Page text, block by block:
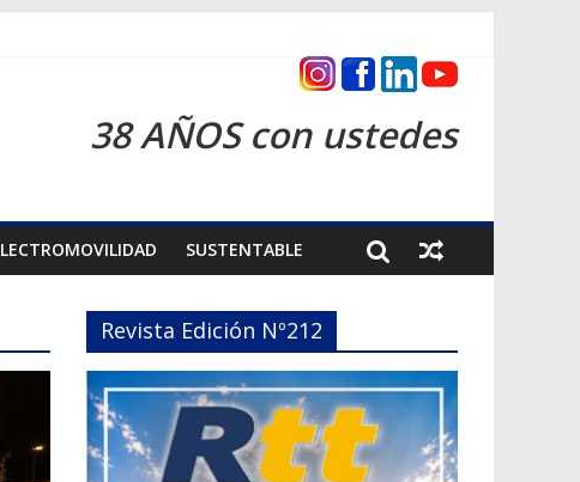
2026
38 AÑOS con ustedes
SUSTENTABLE
Revista Edición Nº212